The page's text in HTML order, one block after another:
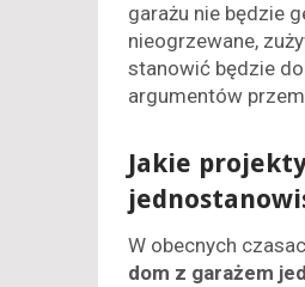
garażu nie będzie
nieogrzewane,
stanowić będzie
argumentów
Jakie
W obecnych
dom z garażem